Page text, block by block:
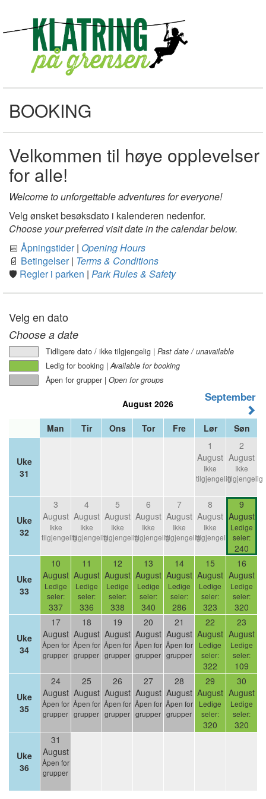
BOOKING
Velkommen til høye opplevelser
for alle!
Welcome to unforgettable adventures for everyone!
Velg ønsket besøksdato i kalenderen nedenfor.
Choose your preferred visit date in the calendar below.
📅 Åpningstider| Opening Hours
📄 Betingelser| Terms & Conditions
🛡️ Regler i parken | Park Rules & Safety
Velg en dato
Choose a date
Tidligere dato / ikke tilgjengelig | Past date / unavailable
Ledig for booking |Available for booking
Åpen for grupper | Open for groups
August 2026 September
Man Tir Ons Tor Fre Lør Søn
Uke
31
1
August
Ikke
tilgjengelig
2
August
Ikke
tilgjengelig
Uke
32
3
August
Ikke
tilgjengelig
4
August
Ikke
tilgjengelig
5
August
Ikke
tilgjengelig
6
August
Ikke
tilgjengelig
7
August
Ikke
tilgjengelig
8
August
Ikke
tilgjengelig
9
August
Ledige
seler:
240
Uke
33
10
August
Ledige
seler:
337
11
August
Ledige
seler:
336
12
August
Ledige
seler:
338
13
August
Ledige
seler:
340
14
August
Ledige
seler:
286
15
August
Ledige
seler:
323
16
August
Ledige
seler:
320
Uke
34
17
August
Åpen for
grupper
18
August
Åpen for
grupper
19
August
Åpen for
grupper
20
August
Åpen for
grupper
21
August
Åpen for
grupper
22
August
Ledige
seler:
322
23
August
Ledige
seler:
109
Uke
35
24
August
Åpen for
grupper
25
August
Åpen for
grupper
26
August
Åpen for
grupper
27
August
Åpen for
grupper
28
August
Åpen for
grupper
29
August
Ledige
seler:
320
30
August
Ledige
seler:
320
Uke
36
31
August
Åpen for
grupper